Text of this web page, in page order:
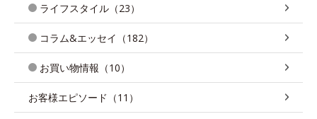
ライフスタイル（23）
コラム&エッセイ（182）
お買い物情報（10）
お客様エピソード（11）